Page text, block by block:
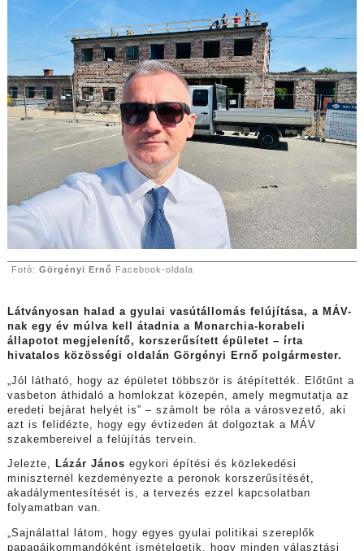
Fotó: Görgényi Ernő Facebook-oldala
Látványosan halad a gyulai vasútállomás felújítása, a MÁV-
nak egy év múlva kell átadnia a Monarchia-korabeli
állapotot megjelenítő, korszerűsített épületet – írta
hivatalos közösségi oldalán Görgényi Ernő polgármester.
„Jól látható, hogy az épületet többször is átépítették. Előtűnt a
vasbeton áthidaló a homlokzat közepén, amely megmutatja az
eredeti bejárat helyét is” – számolt be róla a városvezető, aki
azt is felidézte, hogy egy évtizeden át dolgoztak a MÁV
szakembereivel a felújítás tervein.
Jelezte, Lázár János egykori építési és közlekedési
miniszternél kezdeményezte a peronok korszerűsítését,
akadálymentesítését is, a tervezés ezzel kapcsolatban
folyamatban van.
„Sajnálattal látom, hogy egyes gyulai politikai szereplők
papagájkommandóként ismételgetik, hogy minden választási